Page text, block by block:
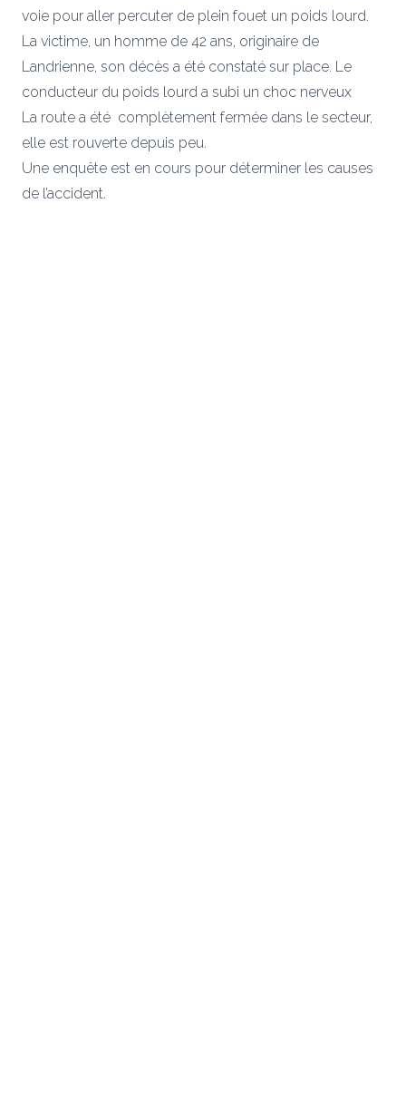
voie pour aller percuter de plein fouet un poids lourd.
La victime, un homme de 42 ans, originaire de
Landrienne, son décès a été constaté sur place. Le
conducteur du poids lourd a subi un choc nerveux
La route a été complètement fermée dans le secteur,
elle est rouverte depuis peu.
Une enquête est en cours pour déterminer les causes
de l’accident.